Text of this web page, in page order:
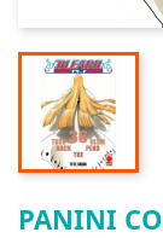
PANINI